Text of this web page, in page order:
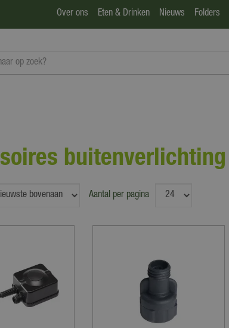
Over ons Eten & Drinken Nieuws Folders
buitenverlichting
Aantal per pagina